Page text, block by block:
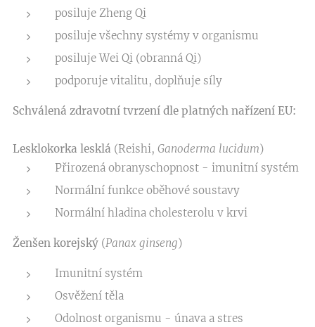
posiluje Zheng Qi
posiluje všechny systémy v organismu
posiluje Wei Qi (obranná Qi)
podporuje vitalitu, doplňuje síly
Schválená zdravotní tvrzení dle platných nařízení EU:
Lesklokorka lesklá (Reishi, Ganoderma lucidum)
Přirozená obranyschopnost - imunitní systém
Normální funkce oběhové soustavy
Normální hladina cholesterolu v krvi
Ženšen korejský (Panax ginseng)
Imunitní systém
Osvěžení těla
Odolnost organismu - únava a stres